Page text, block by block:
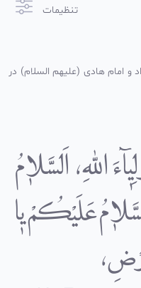
تنظیمات
و امام هادى (علیهم السلام) در
اللهِ، اَلسَّلاٰمُ
عَلَیْکُمْ یٰا